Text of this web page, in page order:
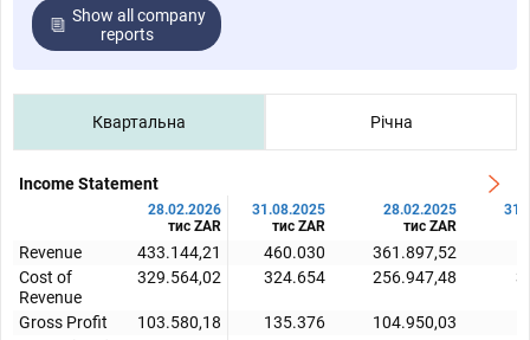
Show all company
reports
Квартальна Річна
Income Statement
28.02.2026
тис ZAR
31.08.2025
тис ZAR
28.02.2025
тис ZAR
Revenue 433.144,21 460.030 361.897,52
Cost of
Revenue
329.564,02 324.654 256.947,48
Gross Profit 103.580,18 135.376 104.950,03